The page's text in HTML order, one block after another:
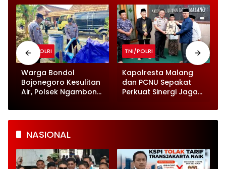
TNI/POLRI
Warga Bondol
Bojonegoro Kesulitan
Air, Polsek Ngambon
Bantuan
TNI/POLRI
Kapolresta Malang
dan PCNU Sepakat
Perkuat Sinergi Jaga
NASIONAL